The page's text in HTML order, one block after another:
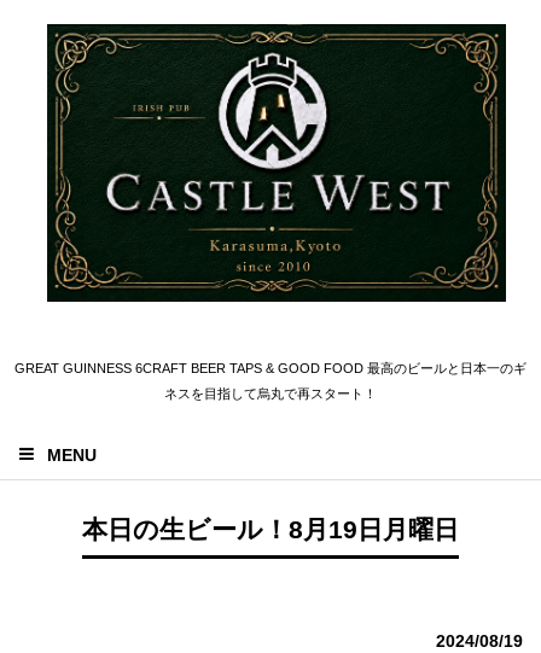
GREAT GUINNESS 6CRAFT BEER TAPS & GOOD FOOD 最高のビールと日本一のギ
ネスを目指して烏丸で再スタート！
MENU
本日の生ビール！8月19日月曜日
2024/08/19